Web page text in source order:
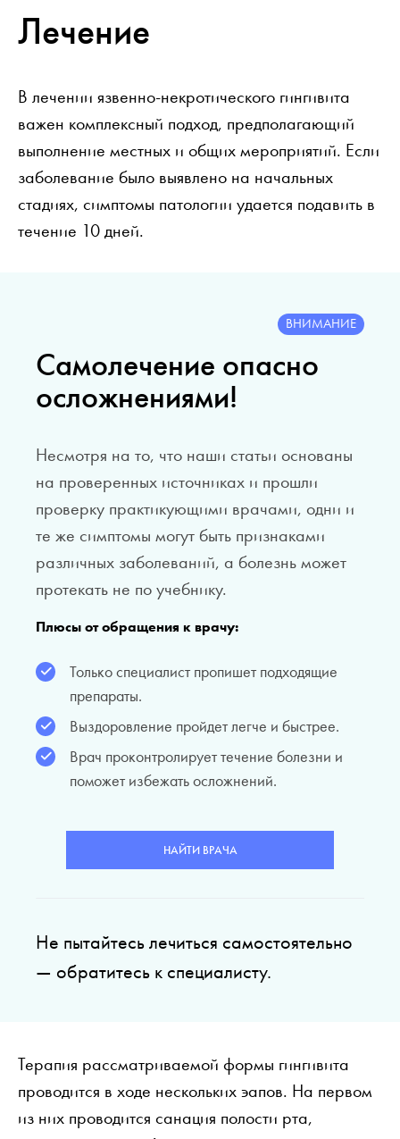
Лечение
В лечении язвенно-некротического гингивита
важен комплексный подход, предполагающий
выполнение местных и общих мероприятий. Если
заболевание было выявлено на начальных
стадиях, симптомы патологии удается подавить в
течение 10 дней.
Самолечение опасно
осложнениями!
ВНИМАНИЕ
Несмотря на то, что наши статьи основаны
на проверенных источниках и прошли
проверку практикующими врачами, одни и
те же симптомы могут быть признаками
различных заболеваний, а болезнь может
протекать не по учебнику.
Плюсы от обращения к врачу:
Только специалист пропишет подходящие
препараты.
Выздоровление пройдет легче и быстрее.
Врач проконтролирует течение болезни и
поможет избежать осложнений.
НАЙТИ ВРАЧА
Не пытайтесь лечиться самостоятельно
— обратитесь к специалисту.
Терапия рассматриваемой формы гингивита
проводится в ходе нескольких эапов. На первом
из них проводится санация полости рта,